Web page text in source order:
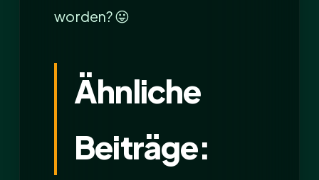
worden? 😛
Ähnliche
Beiträge: